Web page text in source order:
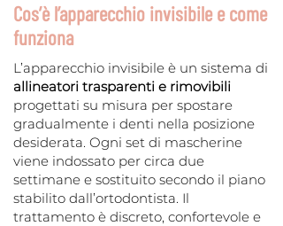
Cos’è l’apparecchio invisibile e come
funziona
L’apparecchio invisibile è un sistema di
allineatori trasparenti e rimovibili
progettati su misura per spostare
gradualmente i denti nella posizione
desiderata. Ogni set di mascherine
viene indossato per circa due
settimane e sostituito secondo il piano
stabilito dall’ortodontista. Il
trattamento è discreto, confortevole e